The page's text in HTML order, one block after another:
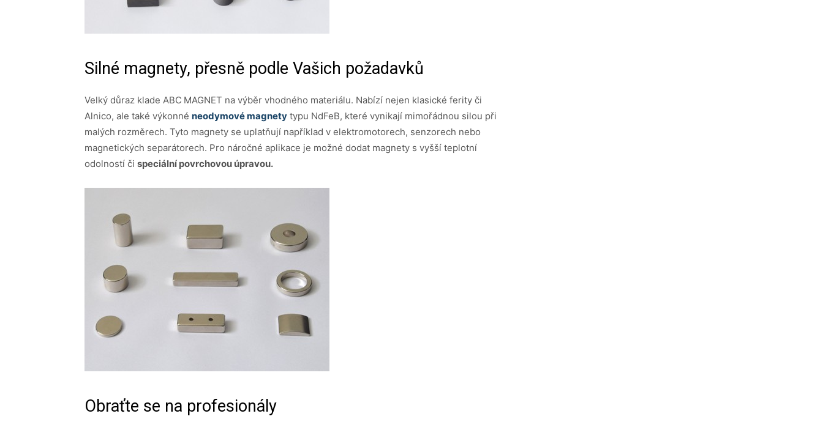
Silné magnety, přesně podle Vašich požadavků
Velký důraz klade ABC MAGNET na výběr vhodného materiálu. Nabízí nejen klasické ferity či
Alnico, ale také výkonné neodymové magnety typu NdFeB, které vynikají mimořádnou silou při
malých rozměrech. Tyto magnety se uplatňují například v elektromotorech, senzorech nebo
magnetických separátorech. Pro náročné aplikace je možné dodat magnety s vyšší teplotní
odolností či speciální povrchovou úpravou.
Obraťte se na profesionály